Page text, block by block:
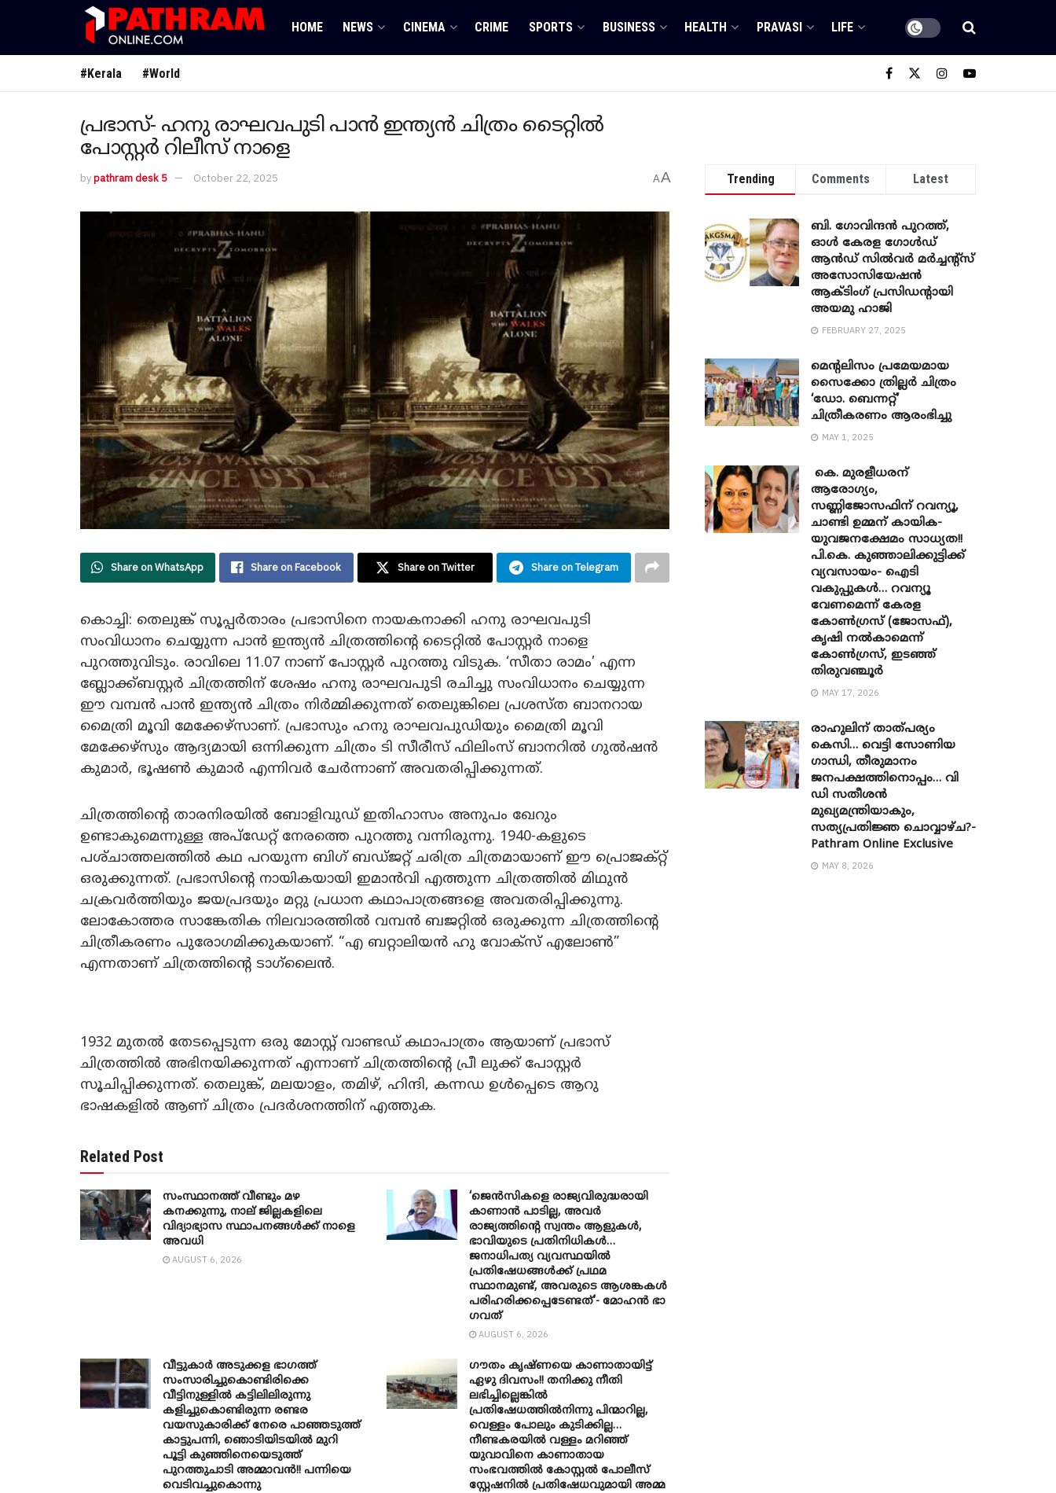
HOME NEWS CINEMA CRIME SPORTS BUSINESS HEALTH PRAVASI LIFE
#Kerala #World
പ്രഭാസ്- ഹനു രാഘവപുടി പാൻ ഇന്ത്യൻ ചിത്രം ടൈറ്റിൽ
പോസ്റ്റർ റിലീസ് നാളെ
bypathram desk 5 October 22, 2025 AA
Share on WhatsApp Share on Facebook Share on Twitter Share on Telegram
കൊച്ചി: തെലുങ്ക് സൂപ്പർതാരം പ്രഭാസിനെ നായകനാക്കി ഹനു രാഘവപുടി
സംവിധാനം ചെയ്യുന്ന പാൻ ഇന്ത്യൻ ചിത്രത്തിന്റെ ടൈറ്റിൽ പോസ്റ്റർ നാളെ
പുറത്തുവിടും. രാവിലെ 11.07 നാണ് പോസ്റ്റർ പുറത്തു വിടുക. ‘സീതാ രാമം’ എന്ന
ബ്ലോക്ക്ബസ്റ്റർ ചിത്രത്തിന് ശേഷം ഹനു രാഘവപുടി രചിച്ചു സംവിധാനം ചെയ്യുന്ന
ഈ വമ്പൻ പാൻ ഇന്ത്യൻ ചിത്രം നിർമ്മിക്കുന്നത് തെലുങ്കിലെ പ്രശസ്ത ബാനറായ
മൈത്രി മൂവി മേക്കേഴ്‌സാണ്. പ്രഭാസും ഹനു രാഘവപുഡിയും മൈത്രി മൂവി
മേക്കേഴ്‌സും ആദ്യമായി ഒന്നിക്കുന്ന ചിത്രം ടി സീരീസ് ഫിലിംസ് ബാനറിൽ ഗുൽഷൻ
കുമാർ, ഭൂഷൺ കുമാർ എന്നിവർ ചേർന്നാണ് അവതരിപ്പിക്കുന്നത്.
ചിത്രത്തിന്റെ താരനിരയിൽ ബോളിവുഡ് ഇതിഹാസം അനുപം ഖേറും
ഉണ്ടാകുമെന്നുള്ള അപ്‌ഡേറ്റ് നേരത്തെ പുറത്തു വന്നിരുന്നു. 1940-കളുടെ
പശ്‌ചാത്തലത്തിൽ കഥ പറയുന്ന ബിഗ് ബഡ്ജറ്റ് ചരിത്ര ചിത്രമായാണ് ഈ പ്രൊജക്റ്റ്
ഒരുക്കുന്നത്. പ്രഭാസിന്റെ നായികയായി ഇമാൻവി എത്തുന്ന ചിത്രത്തിൽ മിഥുൻ
ചക്രവർത്തിയും ജയപ്രദയും മറ്റു പ്രധാന കഥാപാത്രങ്ങളെ അവതരിപ്പിക്കുന്നു.
ലോകോത്തര സാങ്കേതിക നിലവാരത്തിൽ വമ്പൻ ബജറ്റിൽ ഒരുക്കുന്ന ചിത്രത്തിന്റെ
ചിത്രീകരണം പുരോഗമിക്കുകയാണ്. “എ ബറ്റാലിയൻ ഹു വോക്‌സ് എലോൺ”
എന്നതാണ് ചിത്രത്തിന്റെ ടാഗ്‌ലൈൻ.
1932 മുതൽ തേടപ്പെടുന്ന ഒരു മോസ്റ്റ് വാണ്ടഡ് കഥാപാത്രം ആയാണ് പ്രഭാസ്
ചിത്രത്തിൽ അഭിനയിക്കുന്നത് എന്നാണ് ചിത്രത്തിന്റെ പ്രീ ലുക്ക് പോസ്റ്റർ
സൂചിപ്പിക്കുന്നത്. തെലുങ്ക്, മലയാളം, തമിഴ്, ഹിന്ദി, കന്നഡ ഉൾപ്പെടെ ആറു
ഭാഷകളിൽ ആണ് ചിത്രം പ്രദർശനത്തിന് എത്തുക.
Related Post
സംസ്ഥാനത്ത് വീണ്ടും മഴ
കനക്കുന്നു, നാല് ജില്ലകളിലെ
വിദ്യാഭ്യാസ സ്ഥാപനങ്ങൾക്ക് നാളെ
അവധി
AUGUST 6, 2026
‘ജെൻസികളെ രാജ്യവിരുദ്ധരായി
കാണാൻ പാടില്ല, അവർ
രാജ്യത്തിന്റെ സ്വന്തം ആളുകൾ,
ഭാവിയുടെ പ്രതിനിധികൾ…
ജനാധിപത്യ വ്യവസ്ഥയിൽ
പ്രതിഷേധങ്ങൾക്ക് പ്രഥമ
സ്ഥാനമുണ്ട്, അവരുടെ ആശങ്കകൾ
പരിഹരിക്കപ്പെടേണ്ടത്’- മോഹൻ ഭാ​
ഗവത്
AUGUST 6, 2026
വീട്ടുകാർ അ‌ടുക്കള ഭാ​ഗത്ത്
സംസാരിച്ചുകൊണ്ടിരിക്കെ
വീട്ടിനുള്ളിൽ കട്ടിലിലിരുന്നു
കളിച്ചുകൊണ്ടിരുന്ന രണ്ടര
വയസുകാരിക്ക് നേരെ പാഞ്ഞടുത്ത്
കാട്ടുപന്നി, ‍ഞൊടിയി‌ടയിൽ മുറി
പൂട്ടി കുഞ്ഞിനെയെടുത്ത്
പുറത്തുചാടി അമ്മാവൻ!! പന്നിയെ
വെടിവച്ചുകൊന്നു
ഗൗതം കൃഷ്ണയെ കാണാതായിട്ട്
ഏഴു ദിവസം!! തനിക്കു നീതി
ലഭിച്ചില്ലെങ്കിൽ
പ്രതിഷേധത്തിൽനിന്നു പിന്മാറില്ല,
വെള്ളം പോലും കുടിക്കില്ല…
നീണ്ടകരയിൽ വള്ളം മറിഞ്ഞ്
യുവാവിനെ കാണാതായ
സംഭവത്തിൽ കോസ്റ്റൽ പോലീസ്
സ്റ്റേഷനിൽ പ്രതിഷേധവുമായി അമ്മ
Trending Comments Latest
ബി. ​ഗോവിന്ദൻ പുറത്ത്,
ഓൾ കേരള ഗോൾഡ്
ആൻഡ് സിൽവർ മർച്ചന്റ്സ്
അസോസിയേഷൻ
ആക്ടിംഗ് പ്രസിഡന്റായി
അയമു ഹാജി
FEBRUARY 27, 2025
മെന്‍റലിസം പ്രമേയമായ
സൈക്കോ ത്രില്ലർ ചിത്രം
‘ഡോ. ബെന്നറ്റ്’
ചിത്രീകരണം ആരംഭിച്ചു
MAY 1, 2025
കെ. മുരളീധരന്
ആരോഗ്യം,
സണ്ണിജോസഫിന് റവന്യൂ,
ചാണ്ടി ഉമ്മന് കായിക-
യുവജനക്ഷേമം സാധ്യത!!
പി.കെ. കുഞ്ഞാലിക്കുട്ടിക്ക്
വ്യവസായം- ഐടി
വകുപ്പുകൾ… റവന്യൂ
വേണമെന്ന് കേരള
കോൺഗ്രസ് (ജോസഫ്),
കൃഷി നൽകാമെന്ന്
കോൺഗ്രസ്, ഇടഞ്ഞ്
തിരുവഞ്ചൂർ
MAY 17, 2026
രാഹുലിന് താത്പര്യം
കെസി… വെട്ടി സോണിയ ​
ഗാന്ധി, തീരുമാനം
ജനപക്ഷത്തിനൊപ്പം… വി
ഡി സതീശൻ
മുഖ്യമന്ത്രിയാകും,
സത്യപ്രതിജ്ഞ ചൊവ്വാഴ്ച?-
Pathram Online Exclusive
MAY 8, 2026